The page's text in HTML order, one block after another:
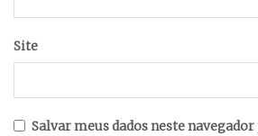
Site
Salvar meus dados neste